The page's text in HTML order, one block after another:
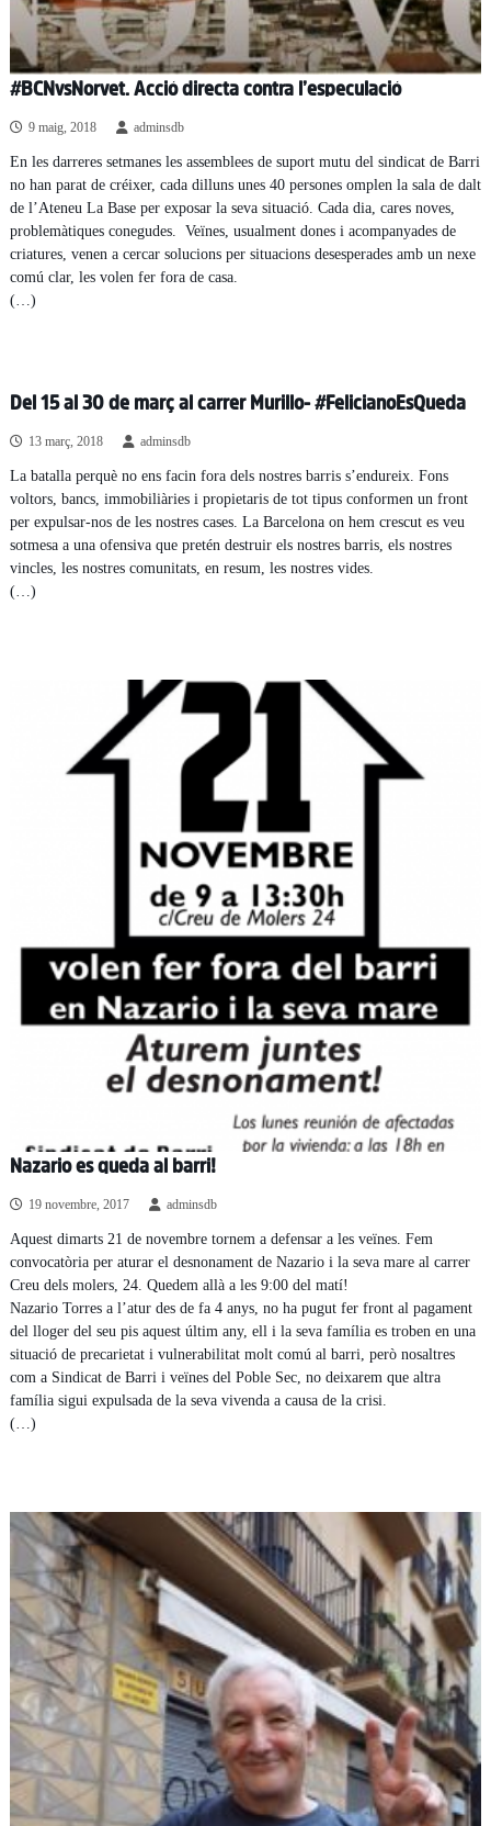
#BCNvsNorvet. Acció directa contra l’especulació
9 maig, 2018 adminsdb
En les darreres setmanes les assemblees de suport mutu del sindicat de Barri
no han parat de créixer, cada dilluns unes 40 persones omplen la sala de dalt
de l’Ateneu La Base per exposar la seva situació. Cada dia, cares noves,
problemàtiques conegudes. Veïnes, usualment dones i acompanyades de
criatures, venen a cercar solucions per situacions desesperades amb un nexe
comú clar, les volen fer fora de casa.
(…)
Del 15 al 30 de març al carrer Murillo- #FelicianoEsQueda
13 març, 2018 adminsdb
La batalla perquè no ens facin fora dels nostres barris s’endureix. Fons
voltors, bancs, immobiliàries i propietaris de tot tipus conformen un front
per expulsar-nos de les nostres cases. La Barcelona on hem crescut es veu
sotmesa a una ofensiva que pretén destruir els nostres barris, els nostres
vincles, les nostres comunitats, en resum, les nostres vides.
(…)
Nazario es queda al barri!
19 novembre, 2017 adminsdb
Aquest dimarts 21 de novembre tornem a defensar a les veïnes. Fem
convocatòria per aturar el desnonament de Nazario i la seva mare al carrer
Creu dels molers, 24. Quedem allà a les 9:00 del matí!
Nazario Torres a l’atur des de fa 4 anys, no ha pugut fer front al pagament
del lloger del seu pis aquest últim any, ell i la seva família es troben en una
situació de precarietat i vulnerabilitat molt comú al barri, però nosaltres
com a Sindicat de Barri i veïnes del Poble Sec, no deixarem que altra
família sigui expulsada de la seva vivenda a causa de la crisi.
(…)